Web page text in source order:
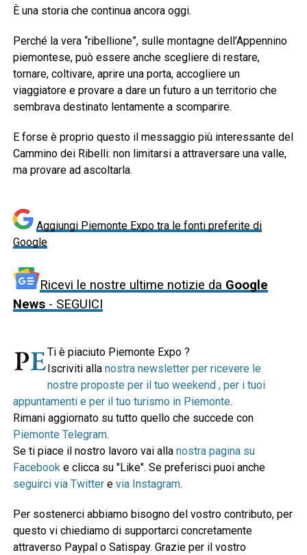
È una storia che continua ancora oggi.
Perché la vera “ribellione”, sulle montagne dell’Appennino
piemontese, può essere anche scegliere di restare,
tornare, coltivare, aprire una porta, accogliere un
viaggiatore e provare a dare un futuro a un territorio che
sembrava destinato lentamente a scomparire.
E forse è proprio questo il messaggio più interessante del
Cammino dei Ribelli: non limitarsi a attraversare una valle,
ma provare ad ascoltarla.
Aggiungi Piemonte Expo tra le fonti preferite di
Google
Ricevi le nostre ultime notizie da Google
News- SEGUICI
Ti è piaciuto Piemonte Expo ?
Iscriviti alla nostra newsletter per ricevere le
nostre proposte per il tuo weekend , per i tuoi
appuntamenti e per il tuo turismo in Piemonte.
Rimani aggiornato su tutto quello che succede con
Piemonte Telegram.
Se ti piace il nostro lavoro vai alla nostra pagina su
Facebooke clicca su "Like". Se preferisci puoi anche
seguirci via Twittere via Instagram.
Per sostenerci abbiamo bisogno del vostro contributo, per
questo vi chiediamo di supportarci concretamente
attraverso Paypal o Satispay. Grazie per il vostro